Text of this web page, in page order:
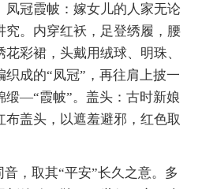
凤冠霞帔：嫁女儿的人家无论
究。内穿红袄，足登绣履，腰
彩裙，头戴用绒球、明珠、
成的“凤冠”，再往肩上披一
缎—“霞帔”。盖头：古时新娘
盖头，以遮羞避邪，红色取
，取其“平安”长久之意。多